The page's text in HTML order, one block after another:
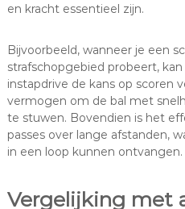
en kracht essentieel zijn.
Bijvoorbeeld, wanneer je een
strafschopgebied probeert,
instapdrive de kans op scoren
vermogen om de bal met
te stuwen. Bovendien is het
passes over lange afstanden,
in een loop kunnen ontvangen.
Vergelijking met